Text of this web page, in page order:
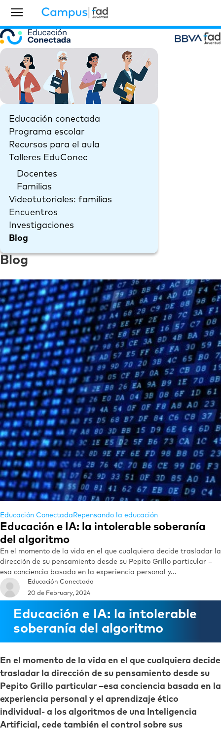
Educación conectada
Programa escolar
Recursos para el aula
Talleres EduConec
Docentes
Familias
Videotutoriales: familias
Encuentros
Investigaciones
Blog
Blog
Educación Conectada Repensando la educación
Educación e IA: la intolerable soberanía
del algoritmo
En el momento de la vida en el que cualquiera decide trasladar la
dirección de su pensamiento desde su Pepito Grillo particular –
esa conciencia basada en la experiencia personal y...
Educación Conectada
20 de February, 2024
Educación e IA: la intolerable
soberanía del algoritmo
En el momento de la vida en el que cualquiera decide
trasladar la dirección de su pensamiento desde su
Pepito Grillo particular –esa conciencia basada en la
experiencia personal y el aprendizaje ético
individual- a los algoritmos de una Inteligencia
Artificial, cede también el control sobre sus